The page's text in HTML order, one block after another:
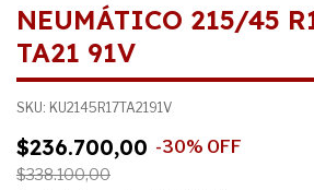
NEUMÁTICO 215/45
TA21 91V
SKU: KU2145R17TA2191V
$236.700,00 -30% OFF
$338.100,00